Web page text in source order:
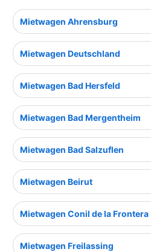
Mietwagen Ahrensburg
Mietwagen Deutschland
Mietwagen Bad Hersfeld
Mietwagen Bad Mergentheim
Mietwagen Bad Salzuflen
Mietwagen Beirut
Mietwagen Conil de la Frontera
Mietwagen Freilassing